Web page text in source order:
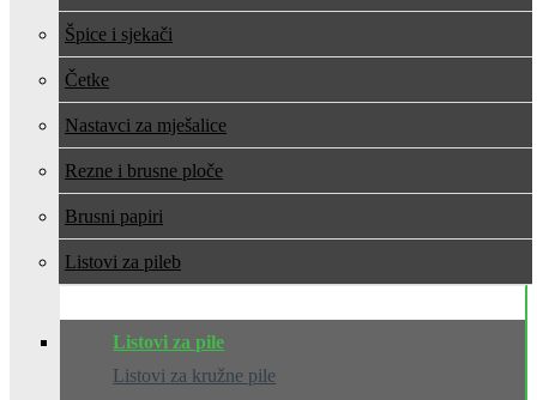
Špice i sjekači
Četke
Nastavci za mješalice
Rezne i brusne ploče
Brusni papiri
Listovi za pile
Listovi za pile
Listovi za kružne pile